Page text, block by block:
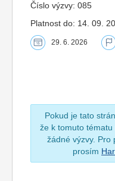
Číslo výzvy: 085
Platnost do: 14. 09.
29. 6. 2026
Pokud je tato
že k tomuto
žádné výzvy. Pro
prosím